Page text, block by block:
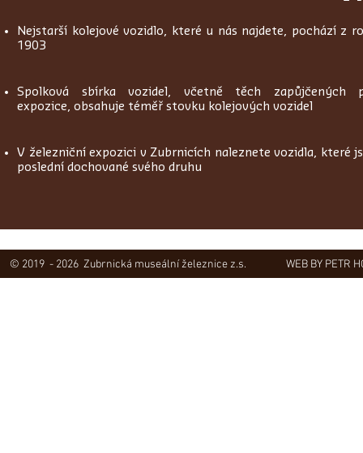
Nejstarší kolejové vozidlo, které u nás najdete, pochází z
1903
Spolková sbírka vozidel, včetně těch zapůjčených
expozice, obsahuje téměř stovku kolejových vozidel
V železniční expozici v Zubrnicích naleznete vozidla, které
poslední dochované svého druhu
© 2019 - 2026 Zubrnická museální železnice z.s. WEB BY